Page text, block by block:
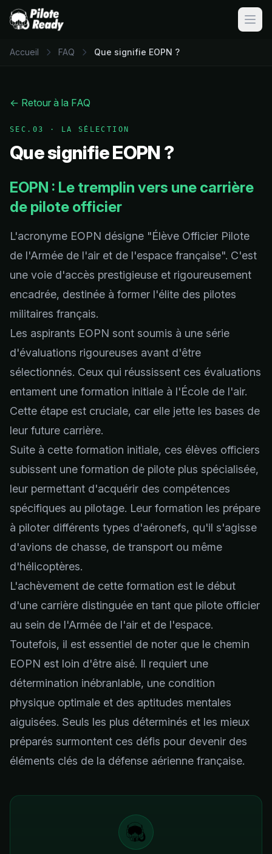
Accueil FAQ Que signifie EOPN ?
← Retour à la FAQ
SEC.03 · LA SÉLECTION
Que signifie EOPN ?
EOPN : Le tremplin vers une carrière
de pilote officier
L'acronyme EOPN désigne "Élève Officier Pilote
de l'Armée de l'air et de l'espace française". C'est
une voie d'accès prestigieuse et rigoureusement
encadrée, destinée à former l'élite des pilotes
militaires français.
Les aspirants EOPN sont soumis à une série
d'évaluations rigoureuses avant d'être
sélectionnés. Ceux qui réussissent ces évaluations
entament une formation initiale à l'École de l'air.
Cette étape est cruciale, car elle jette les bases de
leur future carrière.
Suite à cette formation initiale, ces élèves officiers
subissent une formation de pilote plus spécialisée,
leur permettant d'acquérir des compétences
spécifiques au pilotage. Leur formation les prépare
à piloter différents types d'aéronefs, qu'il s'agisse
d'avions de chasse, de transport ou même
d'hélicoptères.
L'achèvement de cette formation est le début
d'une carrière distinguée en tant que pilote officier
au sein de l'Armée de l'air et de l'espace.
Toutefois, il est essentiel de noter que le chemin
EOPN est loin d'être aisé. Il requiert une
détermination inébranlable, une condition
physique optimale et des aptitudes mentales
aiguisées. Seuls les plus déterminés et les mieux
préparés surmontent ces défis pour devenir des
éléments clés de la défense aérienne française.